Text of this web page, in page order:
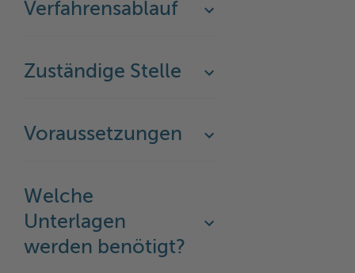
#MeinStormarn
Verfahrensablauf
Zuständige Stelle
Voraussetzungen
Welche
Unterlagen
werden benötigt?